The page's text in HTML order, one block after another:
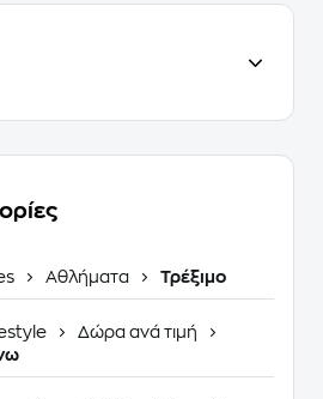
Αθλήματα Τρέξιμο
Δώρα ανά τιμή